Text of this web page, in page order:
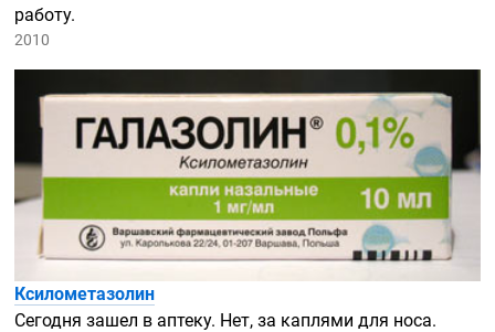
работу.
2010
Ксилометазолин
Сегодня зашел в аптеку. Нет, за каплями для носа.